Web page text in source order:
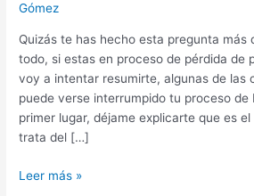
Gómez
Quizás te has hecho esta pregunta más
todo, si estas en proceso de pérdida de
voy a intentar resumirte, algunas de las
puede verse interrumpido tu proceso de
primer lugar, déjame explicarte que es
trata del […]
Leer más »